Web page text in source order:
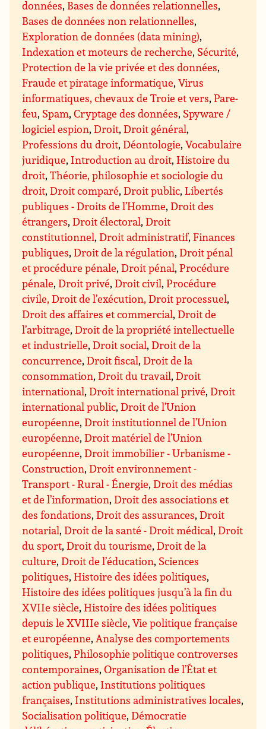
données, Bases de données relationnelles,
Bases de données non relationnelles,
Exploration de données (data mining),
Indexation et moteurs de recherche, Sécurité,
Protection de la vie privée et des données,
Fraude et piratage informatique,Virus
informatiques, chevaux de Troie et vers,Pare-
feu, Spam,Cryptage des données, Spyware /
logiciel espion,Droit,Droit général,
Professions du droit,Déontologie,Vocabulaire
juridique, Introduction au droit,Histoire du
droit,Théorie, philosophie et sociologie du
droit,Droit comparé,Droit public,Libertés
publiques - Droits de l’Homme,Droit des
étrangers,Droit électoral,Droit
constitutionnel,Droit administratif,Finances
publiques,Droit de la régulation,Droit pénal
et procédure pénale,Droit pénal,Procédure
pénale,Droit privé,Droit civil,Procédure
civile, Droit de l’exécution, Droit processuel,
Droit des affaires et commercial,Droit de
l’arbitrage,Droit de la propriété intellectuelle
et industrielle,Droit social,Droit de la
concurrence,Droit fiscal,Droit de la
consommation,Droit du travail,Droit
international,Droit international privé,Droit
international public,Droit de l’Union
européenne,Droit institutionnel de l’Union
européenne,Droit matériel de l’Union
européenne,Droit immobilier - Urbanisme -
Construction,Droit environnement -
Transport - Rural - Énergie,Droit des médias
et de l’information,Droit des associations et
des fondations,Droit des assurances,Droit
notarial,Droit de la santé - Droit médical,Droit
du sport,Droit du tourisme,Droit de la
culture,Droit de l’éducation, Sciences
politiques,Histoire des idées politiques,
Histoire des idées politiques jusqu’à la fin du
XVIIe siècle,Histoire des idées politiques
depuis le XVIIIe siècle,Vie politique française
et européenne, Analyse des comportements
politiques,Philosophie politique controverses
contemporaines,Organisation de l’État et
action publique, Institutions politiques
françaises, Institutions administratives locales,
Socialisation politique,Démocratie